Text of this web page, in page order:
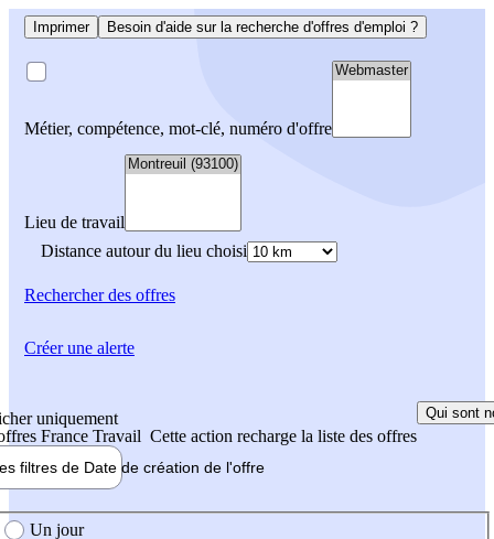
Imprimer Besoin d'aide sur la recherche d'offres d'emploi ?
Métier, compétence, mot-clé, numéro d'offre
Lieu de travail
Distance autour du lieu choisi
Rechercherdes offres
uniquement
France Travail Cette action recharge la liste des offres
Qui sont
filtres de Date de création de l'offre
création de l'offre
Un jour
Créer une alerte